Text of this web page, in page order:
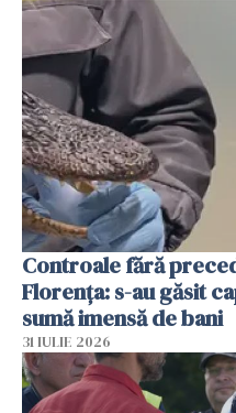
Controale fără
Florența: s-au găsit
sumă imensă de bani
31 IULIE 2026